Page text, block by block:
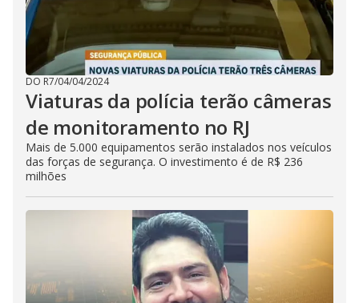
DO R7/04/04/2024
Viaturas da polícia terão câmeras
de monitoramento no RJ
Mais de 5.000 equipamentos serão instalados nos veículos
das forças de segurança. O investimento é de R$ 236
milhões